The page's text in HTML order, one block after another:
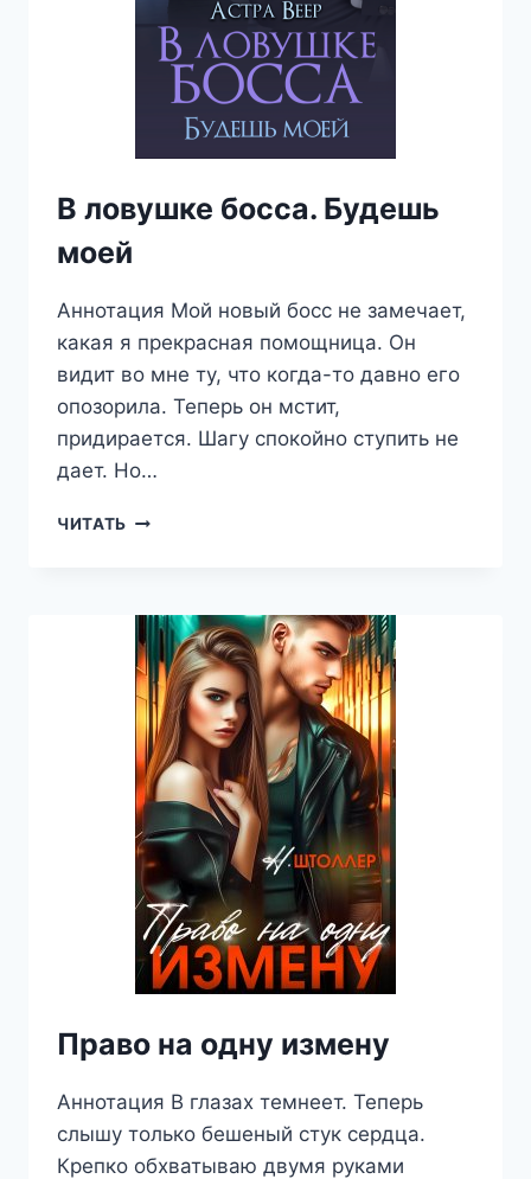
В ловушке босса. Будешь
моей
Аннотация Мой новый босс не замечает,
какая я прекрасная помощница. Он
видит во мне ту, что когда-то давно его
опозорила. Теперь он мстит,
придирается. Шагу спокойно ступить не
дает. Но…
ЧИТАТЬ В
МОЕЙ
Право на одну измену
Аннотация В глазах темнеет. Теперь
слышу только бешеный стук сердца.
Крепко обхватываю двумя руками